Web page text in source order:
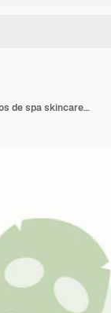
Menina e produtos de cuidado menina e cosméticos Produtos de spa skincare para beleza da pele e cabelo vetor